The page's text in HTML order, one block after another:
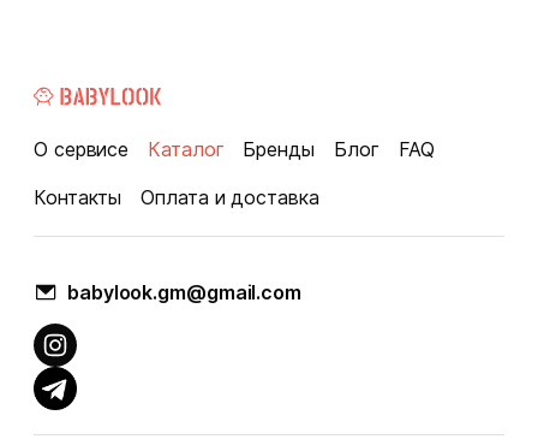
О сервисе Каталог Бренды Блог
FAQ
Контакты
Оплата и доставка
babylook.gm@gmail.com